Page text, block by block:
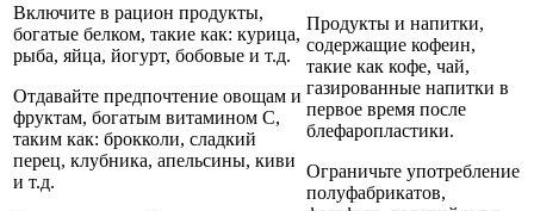
Включите в рацион продукты,
богатые белком, такие как: курица,
рыба, яйца, йогурт, бобовые и т.д.
Отдавайте предпочтение овощам и
фруктам, богатым витамином С,
таким как: брокколи, сладкий
перец, клубника, апельсины, киви
и т.д.
Продукты и напитки,
содержащие кофеин,
такие как кофе, чай,
газированные напитки в
первое время после
блефаропластики.
Ограничьте употребление
полуфабрикатов,